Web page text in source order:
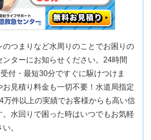
のつまりなど水周りのことでお困りの
ンターにお知らせください。24時間
付・最短30分ですぐに駆けつけま
お見積り料金も一切不要！水道局指定
万件以上の実績でお客様からも高い信
。水回りで困った時はいつでもお気軽
。